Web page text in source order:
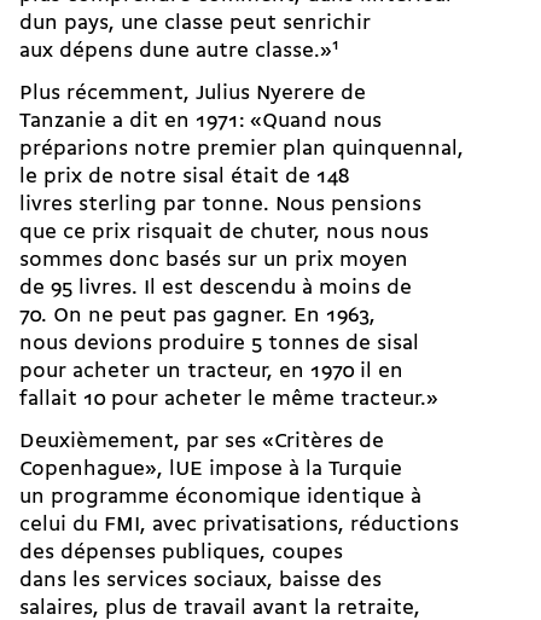
dun pays, une classe peut senrichir
aux dépens dune autre classe.»1
Plus récemment, Julius Nyerere de
Tanzanie a dit en 1971: «Quand nous
préparions notre premier plan quinquennal,
le prix de notre sisal était de 148
livres sterling par tonne. Nous pensions
que ce prix risquait de chuter, nous nous
sommes donc basés sur un prix moyen
de 95 livres. Il est descendu à moins de
70. On ne peut pas gagner. En 1963,
nous devions produire 5 tonnes de sisal
pour acheter un tracteur, en 1970 il en
fallait 10 pour acheter le même tracteur.»
Deuxièmement, par ses «Critères de
Copenhague», lUE impose à la Turquie
un programme économique identique à
celui du FMI, avec privatisations, réductions
des dépenses publiques, coupes
dans les services sociaux, baisse des
salaires, plus de travail avant la retraite,